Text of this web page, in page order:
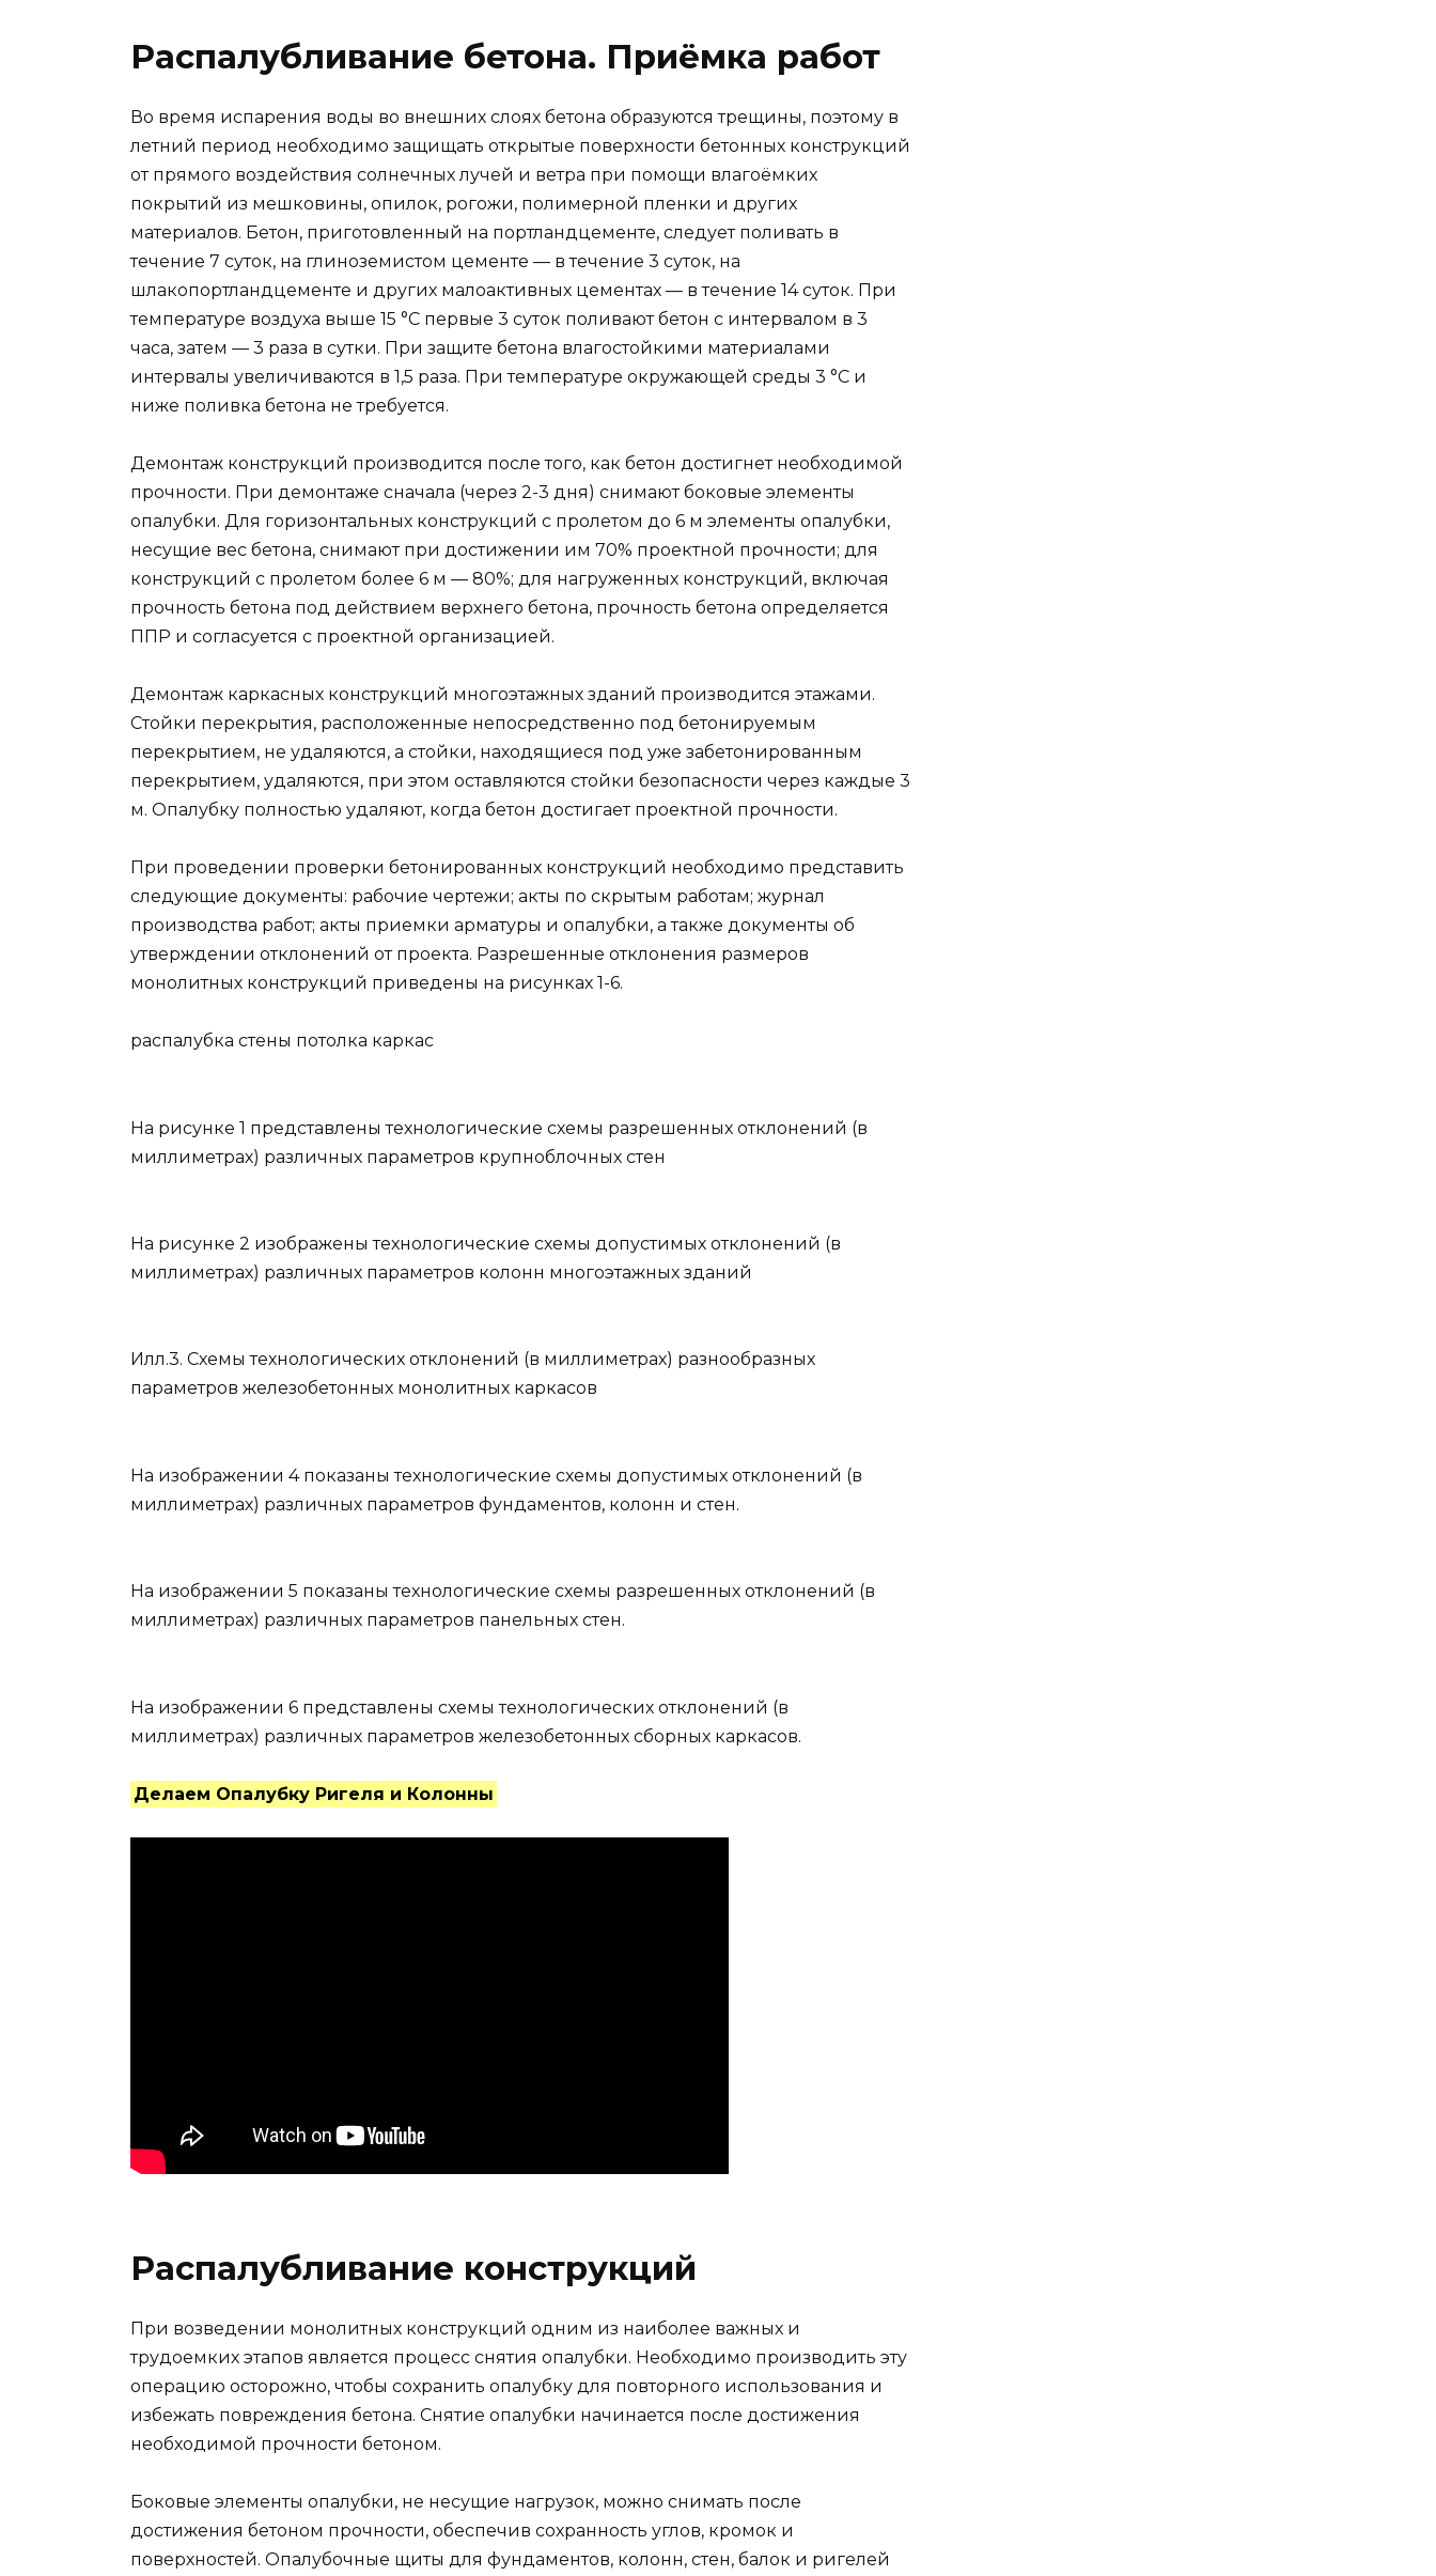
Распалубливание бетона. Приёмка работ
Во время испарения воды во внешних слоях бетона образуются трещины, поэтому в
летний период необходимо защищать открытые поверхности бетонных конструкций
от прямого воздействия солнечных лучей и ветра при помощи влагоёмких
покрытий из мешковины, опилок, рогожи, полимерной пленки и других
материалов. Бетон, приготовленный на портландцементе, следует поливать в
течение 7 суток, на глиноземистом цементе — в течение 3 суток, на
шлакопортландцементе и других малоактивных цементах — в течение 14 суток. При
температуре воздуха выше 15 °C первые 3 суток поливают бетон с интервалом в 3
часа, затем — 3 раза в сутки. При защите бетона влагостойкими материалами
интервалы увеличиваются в 1,5 раза. При температуре окружающей среды 3 °C и
ниже поливка бетона не требуется.
Демонтаж конструкций производится после того, как бетон достигнет необходимой
прочности. При демонтаже сначала (через 2-3 дня) снимают боковые элементы
опалубки. Для горизонтальных конструкций с пролетом до 6 м элементы опалубки,
несущие вес бетона, снимают при достижении им 70% проектной прочности; для
конструкций с пролетом более 6 м — 80%; для нагруженных конструкций, включая
прочность бетона под действием верхнего бетона, прочность бетона определяется
ППР и согласуется с проектной организацией.
Демонтаж каркасных конструкций многоэтажных зданий производится этажами.
Стойки перекрытия, расположенные непосредственно под бетонируемым
перекрытием, не удаляются, а стойки, находящиеся под уже забетонированным
перекрытием, удаляются, при этом оставляются стойки безопасности через каждые 3
м. Опалубку полностью удаляют, когда бетон достигает проектной прочности.
При проведении проверки бетонированных конструкций необходимо представить
следующие документы: рабочие чертежи; акты по скрытым работам; журнал
производства работ; акты приемки арматуры и опалубки, а также документы об
утверждении отклонений от проекта. Разрешенные отклонения размеров
монолитных конструкций приведены на рисунках 1-6.
распалубка стены потолка каркас
На рисунке 1 представлены технологические схемы разрешенных отклонений (в
миллиметрах) различных параметров крупноблочных стен
На рисунке 2 изображены технологические схемы допустимых отклонений (в
миллиметрах) различных параметров колонн многоэтажных зданий
Илл.3. Схемы технологических отклонений (в миллиметрах) разнообразных
параметров железобетонных монолитных каркасов
На изображении 4 показаны технологические схемы допустимых отклонений (в
миллиметрах) различных параметров фундаментов, колонн и стен.
На изображении 5 показаны технологические схемы разрешенных отклонений (в
миллиметрах) различных параметров панельных стен.
На изображении 6 представлены схемы технологических отклонений (в
миллиметрах) различных параметров железобетонных сборных каркасов.
Делаем Опалубку Ригеля и Колонны
Распалубливание конструкций
При возведении монолитных конструкций одним из наиболее важных и
трудоемких этапов является процесс снятия опалубки. Необходимо производить эту
операцию осторожно, чтобы сохранить опалубку для повторного использования и
избежать повреждения бетона. Снятие опалубки начинается после достижения
необходимой прочности бетоном.
Боковые элементы опалубки, не несущие нагрузок, можно снимать после
достижения бетоном прочности, обеспечив сохранность углов, кромок и
поверхностей. Опалубочные щиты для фундаментов, колонн, стен, балок и ригелей